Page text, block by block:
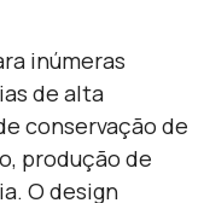
inúmeras
de alta
conservação de
produção de
O design